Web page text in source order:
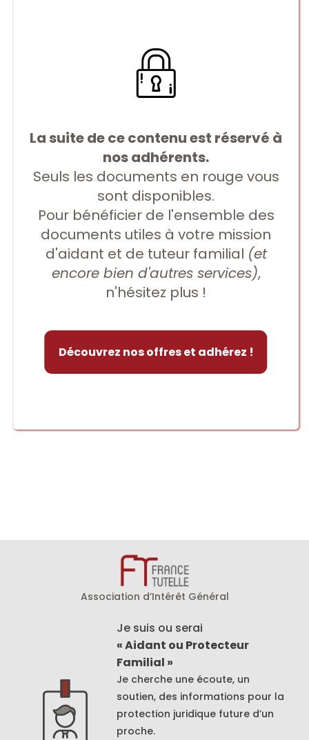
La suite de ce contenu est réservé à
nos adhérents.
Seuls les documents en rouge vous
sont disponibles.
Pour bénéficier de l'ensemble des
documents utiles à votre mission
d'aidant et de tuteur familial (et
encore bien d'autres services),
n'hésitez plus !
Découvrez nos offres et adhérez !
Association d’Intérêt Général
Je suis ou serai
« Aidant ou Protecteur
Familial »
Je cherche une écoute, un
soutien, des informations pour la
protection juridique future d’un
proche.